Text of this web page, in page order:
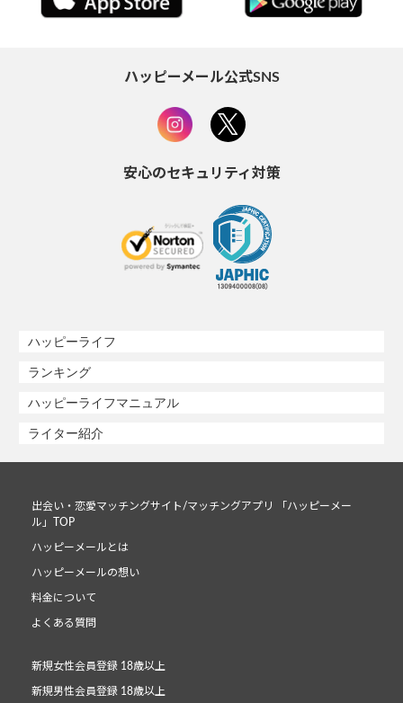
ハッピーメール公式SNS
安心のセキュリティ対策
ハッピーライフ
ランキング
ハッピーライフマニュアル
ライター紹介
出会い・恋愛マッチングサイト/マッチングアプリ 「ハッピーメー
ル」TOP
ハッピーメールとは
ハッピーメールの想い
料金について
よくある質問
新規女性会員登録 18歳以上
新規男性会員登録 18歳以上